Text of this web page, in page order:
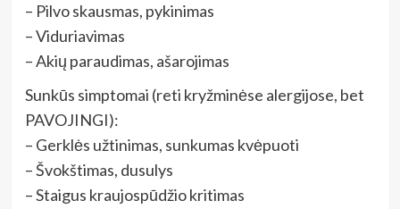
– Pilvo skausmas, pykinimas
– Viduriavimas
– Akių paraudimas, ašarojimas
Sunkūs simptomai (reti kryžminėse alergijose, bet
PAVOJINGI):
– Gerklės užtinimas, sunkumas kvėpuoti
– Švokštimas, dusulys
– Staigus kraujospūdžio kritimas